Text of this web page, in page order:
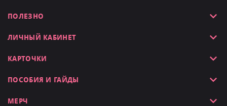
ПОЛЕЗНО
ЛИЧНЫЙ КАБИНЕТ
КАРТОЧКИ
ПОСОБИЯ И ГАЙДЫ
МЕРЧ